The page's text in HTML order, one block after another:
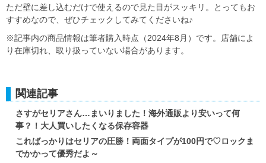
ただ壁に差し込むだけで使えるので見た目がスッキリ。とってもお
すすめなので、ぜひチェックしてみてくださいね♪
※記事内の商品情報は筆者購入時点（2024年8月）です。店舗によ
り在庫切れ、取り扱っていない場合があります。
関連記事
さすがセリアさん…まいりました！海外通販より安いって何
事？！大人買いしたくなる保存容器
こればっかりはセリアの圧勝！両面タイプが100円で♡ロックま
でかかって優秀だよ～